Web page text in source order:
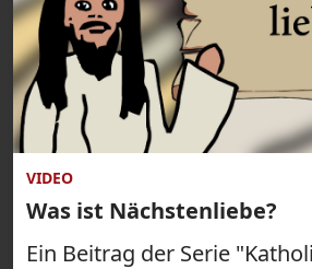
VIDEO
Was ist Nächstenliebe?
Ein Beitrag der Serie